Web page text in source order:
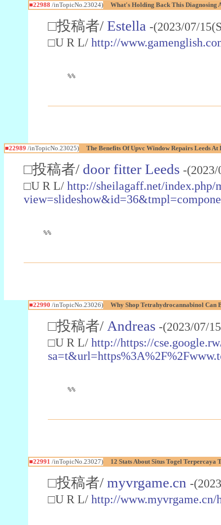
■22988 /inTopicNo.23024) What's Holding Back This Diagnosing
□投稿者/ Estella -(2023/07/
□U R L/ http://
%%
■22989 /inTopicNo.23025) The Benefits Of Upvc Window Repairs Leeds
□投稿者/ door fitter Leeds -
□U R L/ http://sheilagaff.net/index.php/
%%
■22990 /inTopicNo.23026) Why Shop Tetrahydrocannabinol Can
□投稿者/ Andreas -(2023/07/
□U R L/ http://https://
%%
■22991 /inTopicNo.23027) 12 Stats About Situs Togel Terpercaya
□投稿者/ myvrgame.cn -
□U R L/ http://www.myvrgame.cn/